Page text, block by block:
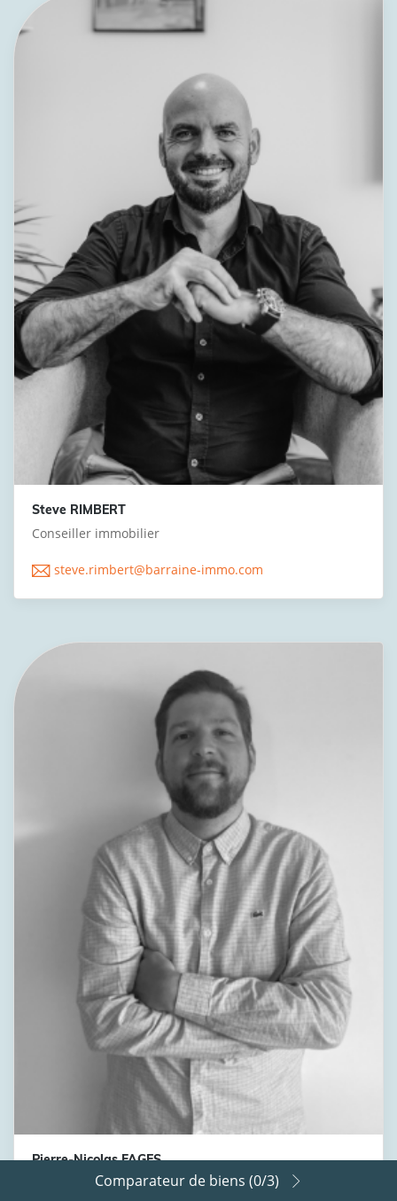
Steve RIMBERT
Conseiller immobilier
steve.rimbert@barraine-immo.com
Pierre-Nicolas FAGES
Conseiller immobilier
Comparateur de biens (0/3)